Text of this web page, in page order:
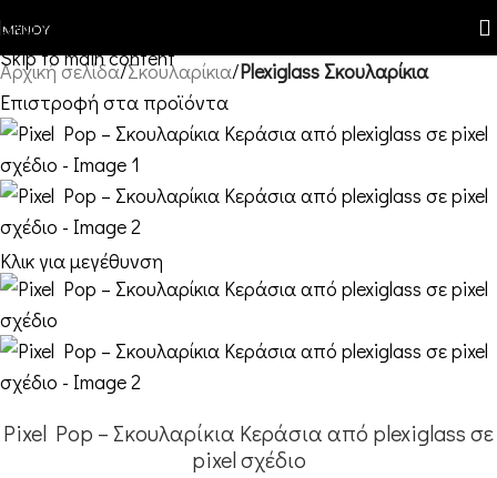
Skip to navigation
Skip to main content
ΜΕΝΟΎ
Αρχική σελίδα Σκουλαρίκια Plexiglass Σκουλαρίκια
Επιστροφή στα προϊόντα
Κλικ για μεγέθυνση
Pixel Pop – Σκουλαρίκια Κεράσια από plexiglass σε
pixel σχέδιο